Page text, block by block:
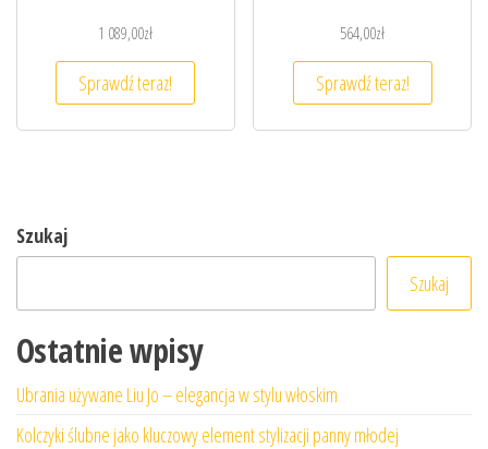
1 089,00zł
Sprawdź teraz!
564,00zł
Sprawdź teraz!
Szukaj
Szukaj
Ostatnie wpisy
Ubrania używane Liu Jo – elegancja w stylu włoskim
Kolczyki ślubne jako kluczowy element stylizacji panny młodej